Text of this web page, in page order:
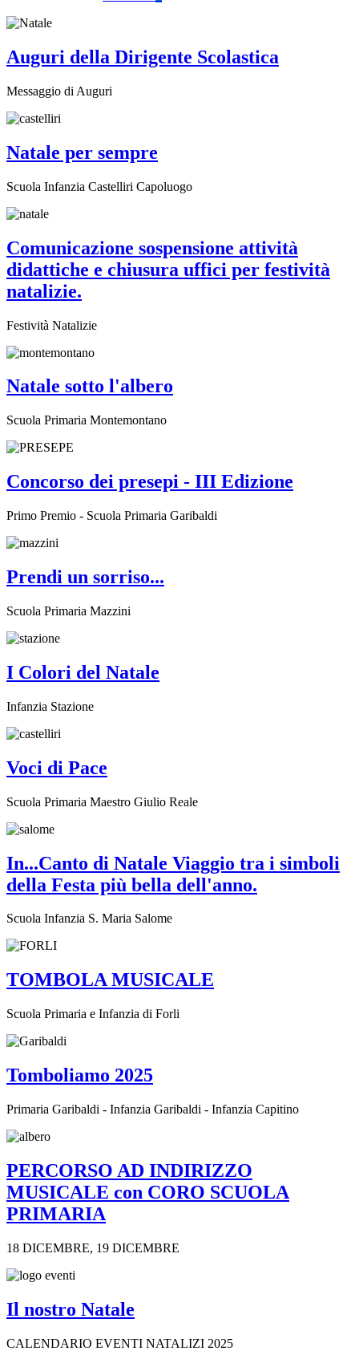
Auguri della Dirigente Scolastica
Messaggio di Auguri
Natale per sempre
Scuola Infanzia Castelliri Capoluogo
Comunicazione sospensione attività
didattiche e chiusura uffici per festività
natalizie.
Festività Natalizie
Natale sotto l'albero
Scuola Primaria Montemontano
Concorso dei presepi - III Edizione
Primo Premio - Scuola Primaria Garibaldi
Prendi un sorriso...
Scuola Primaria Mazzini
I Colori del Natale
Infanzia Stazione
Voci di Pace
Scuola Primaria Maestro Giulio Reale
In...Canto di Natale Viaggio tra i simboli
della Festa più bella dell'anno.
Scuola Infanzia S. Maria Salome
TOMBOLA MUSICALE
Scuola Primaria e Infanzia di Forli
Tomboliamo 2025
Primaria Garibaldi - Infanzia Garibaldi - Infanzia Capitino
PERCORSO AD INDIRIZZO
MUSICALE con CORO SCUOLA
PRIMARIA
18 DICEMBRE, 19 DICEMBRE
Il nostro Natale
CALENDARIO EVENTI NATALIZI 2025